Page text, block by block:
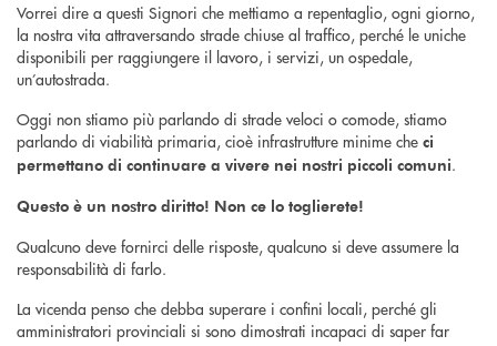
Vorrei dire a questi Signori che mettiamo a repentaglio, ogni giorno,
la nostra vita attraversando strade chiuse al traffico, perché le uniche
disponibili per raggiungere il lavoro, i servizi, un ospedale,
un’autostrada.
Oggi non stiamo più parlando di strade veloci o comode, stiamo
parlando di viabilità primaria, cioè infrastrutture minime che ci
permettano di continuare a vivere nei nostri piccoli comuni.
Questo è un nostro diritto! Non ce lo toglierete!
Qualcuno deve fornirci delle risposte, qualcuno si deve assumere la
responsabilità di farlo.
La vicenda penso che debba superare i confini locali, perché gli
amministratori provinciali si sono dimostrati incapaci di saper far